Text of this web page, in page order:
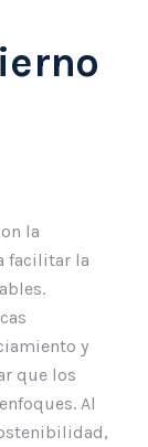
la
facilitar la
y
que los
Al